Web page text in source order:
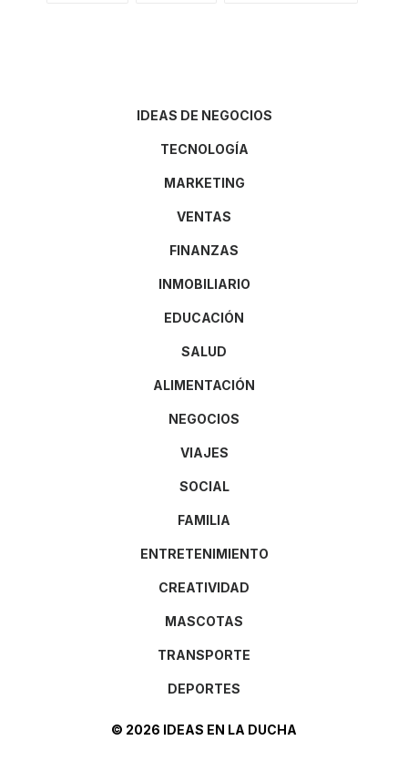
IDEAS DE NEGOCIOS
TECNOLOGÍA
MARKETING
VENTAS
FINANZAS
INMOBILIARIO
EDUCACIÓN
SALUD
ALIMENTACIÓN
NEGOCIOS
VIAJES
SOCIAL
FAMILIA
ENTRETENIMIENTO
CREATIVIDAD
MASCOTAS
TRANSPORTE
DEPORTES
© 2026 IDEAS EN LA DUCHA